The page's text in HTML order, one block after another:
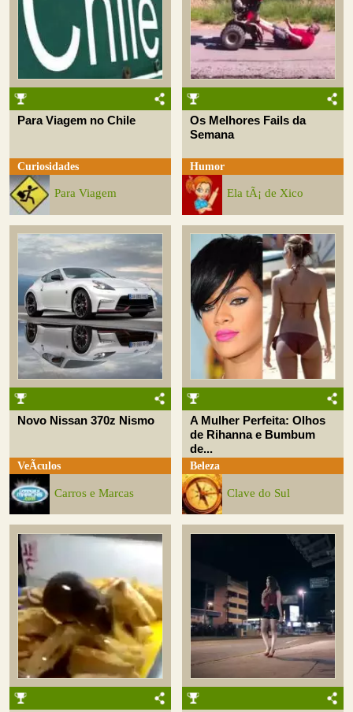
Para Viagem no Chile
Curiosidades
Para Viagem
Os Melhores Fails da
Semana
Humor
Ela tÃ¡ de Xico
Novo Nissan 370z Nismo
VeÃ­culos
Carros e Marcas
A Mulher Perfeita: Olhos
de Rihanna e Bumbum
de...
Beleza
Clave do Sul